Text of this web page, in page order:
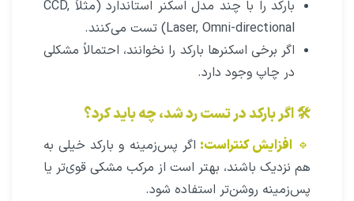
بارکد را با چند مدل اسکنر استاندارد (مثلاً CCD,
Laser, Omni-directional) تست می‌کنند.
اگر برخی اسکنرها بارکد را نخوانند، احتمالاً مشکلی
در چاپ وجود دارد.
🛠 اگر بارکد در تست رد شد، چه باید کرد؟
🔹 افزایش کنتراست: اگر پس‌زمینه و بارکد خیلی به
هم نزدیک باشند، بهتر است از مرکب مشکی قوی‌تر یا
پس‌زمینه روشن‌تر استفاده شود.